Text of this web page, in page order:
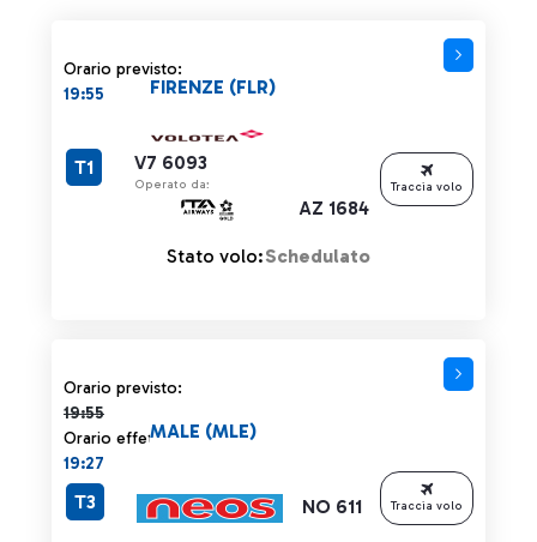
Orario previsto:
19:55
V7 6093
Operato da:
AZ 1684
FIRENZE (FLR)
T1
Stato volo:Schedulato
Traccia volo
Orario previsto:
19:55
Orario previsto 19:55 barrato
Orario effettivo:
19:27
NO 611
MALE (MLE)
T3 Traccia volo